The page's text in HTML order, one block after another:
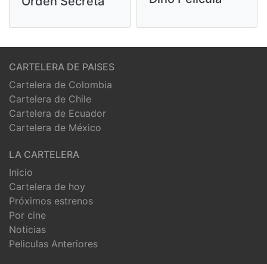
CARTELERA DE PAISES
Cartelera de Colombia
Cartelera de Chile
Cartelera de Ecuador
Cartelera de México
LA CARTELERA
Inicio
Cartelera de hoy
Próximos estrenos
Por cine
Noticias
Peliculas Anteriores